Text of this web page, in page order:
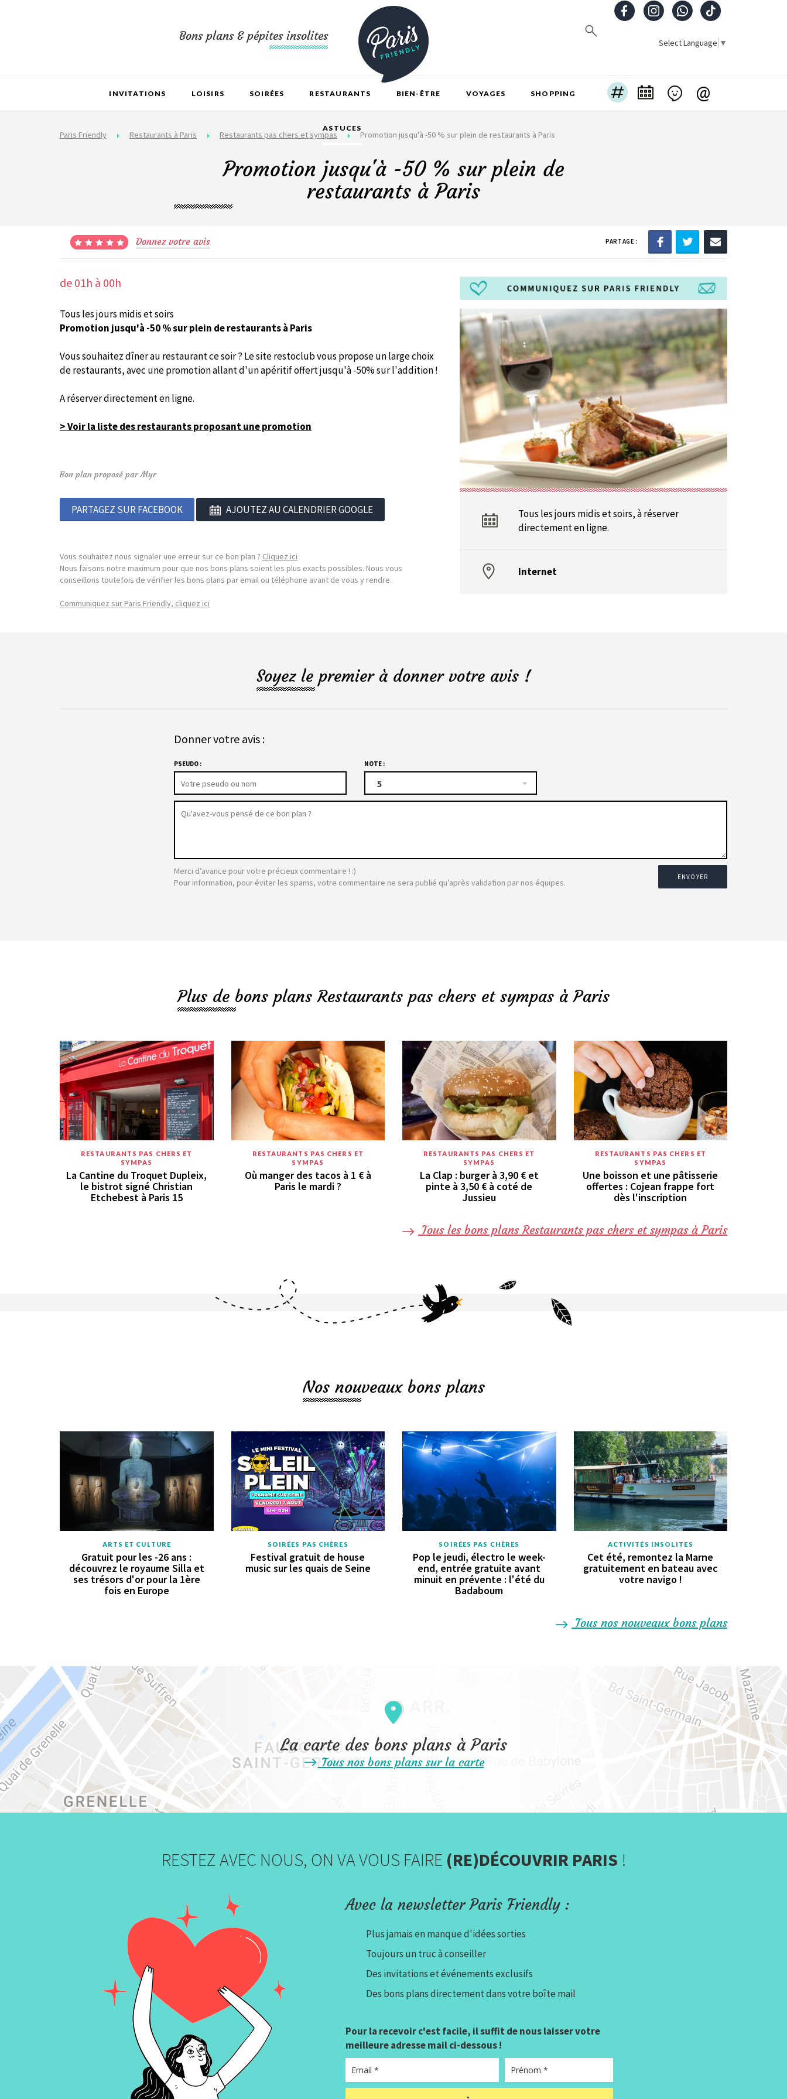
Bons plans & pépites insolites Select Language ▼
INVITATIONS LOISIRS SOIRÉES RESTAURANTS BIEN-ÊTRE VOYAGES SHOPPING
ASTUCES
@
Paris Friendly Restaurants à Paris Restaurants pas chers et sympas Promotion jusqu'à -50 % sur plein de restaurants à Paris
Promotion jusqu'à -50 % sur plein de
restaurants à Paris
Donnez votre avis PARTAGE :
de 01h à 00h
Tous les jours midis et soirs
Promotion jusqu'à -50 % sur plein de restaurants à Paris
Vous souhaitez dîner au restaurant ce soir ? Le site restoclub vous propose un large choix
de restaurants, avec une promotion allant d'un apéritif offert jusqu'à -50% sur l'addition !
A réserver directement en ligne.
> Voir la liste des restaurants proposant une promotion
Bon plan proposé par Myr
PARTAGEZ SUR FACEBOOK AJOUTEZ AU CALENDRIER GOOGLE
Vous souhaitez nous signaler une erreur sur ce bon plan ? Cliquez ici
Nous faisons notre maximum pour que nos bons plans soient les plus exacts possibles. Nous vous
conseillons toutefois de vérifier les bons plans par email ou téléphone avant de vous y rendre.
Communiquez sur Paris Friendly, cliquez ici
Tous les jours midis et soirs, à réserver
directement en ligne.
Internet
Soyez le premier à donner votre avis !
Donner votre avis :
PSEUDO : NOTE :
5
Merci d’avance pour votre précieux commentaire ! :)
Pour information, pour éviter les spams, votre commentaire ne sera publié qu’après validation par nos équipes.
ENVOYER
Plus de bons plans Restaurants pas chers et sympas à Paris
RESTAURANTS PAS CHERS ET
SYMPAS
La Cantine du Troquet Dupleix,
le bistrot signé Christian
Etchebest à Paris 15
RESTAURANTS PAS CHERS ET
SYMPAS
Où manger des tacos à 1 € à
Paris le mardi ?
RESTAURANTS PAS CHERS ET
SYMPAS
La Clap : burger à 3,90 € et
pinte à 3,50 € à coté de
Jussieu
RESTAURANTS PAS CHERS ET
SYMPAS
Une boisson et une pâtisserie
offertes : Cojean frappe fort
dès l'inscription
Tous les bons plans Restaurants pas chers et sympas à Paris
Nos nouveaux bons plans
ARTS ET CULTURE
Gratuit pour les -26 ans :
découvrez le royaume Silla et
ses trésors d'or pour la 1ère
fois en Europe
SOIRÉES PAS CHÈRES
Festival gratuit de house
music sur les quais de Seine
SOIRÉES PAS CHÈRES
Pop le jeudi, électro le week-
end, entrée gratuite avant
minuit en prévente : l'été du
Badaboum
ACTIVITÉS INSOLITES
Cet été, remontez la Marne
gratuitement en bateau avec
votre navigo !
Tous nos nouveaux bons plans
La carte des bons plans à Paris
Tous nos bons plans sur la carte
RESTEZ AVEC NOUS, ON VA VOUS FAIRE (RE)DÉCOUVRIR PARIS !
Avec la newsletter Paris Friendly :
Plus jamais en manque d'idées sorties
Toujours un truc à conseiller
Des invitations et événements exclusifs
Des bons plans directement dans votre boîte mail
Pour la recevoir c'est facile, il suffit de nous laisser votre
meilleure adresse mail ci-dessous !